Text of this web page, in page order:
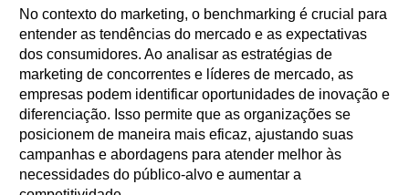
No contexto do marketing, o benchmarking é crucial para
entender as tendências do mercado e as expectativas
dos consumidores. Ao analisar as estratégias de
marketing de concorrentes e líderes de mercado, as
empresas podem identificar oportunidades de inovação e
diferenciação. Isso permite que as organizações se
posicionem de maneira mais eficaz, ajustando suas
campanhas e abordagens para atender melhor às
necessidades do público-alvo e aumentar a